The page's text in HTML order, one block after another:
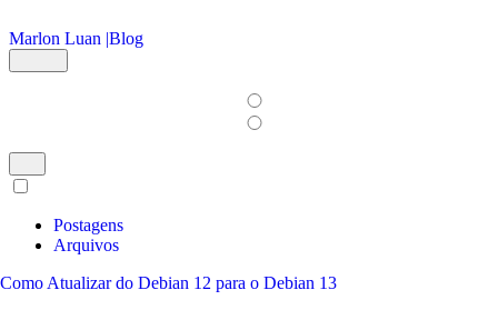
Marlon Luan |Blog
Postagens
Arquivos
Como Atualizar do Debian 12 para o Debian 13